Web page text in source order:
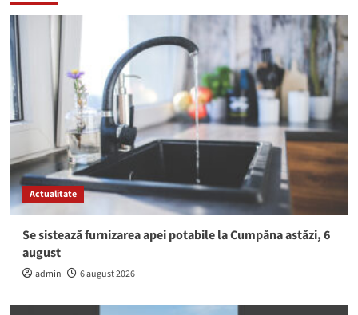
Actualitate
Se sistează furnizarea apei potabile la Cumpăna astăzi, 6
august
admin 6 august 2026